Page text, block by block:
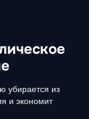
убирается из
и экономит